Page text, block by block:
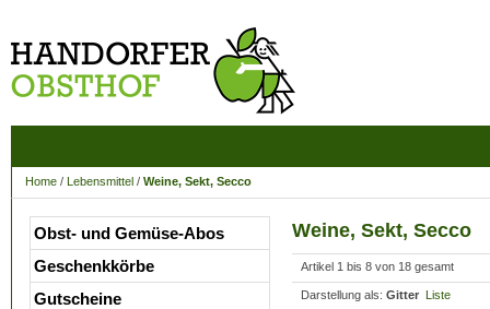
Home / Lebensmittel / Weine, Sekt, Secco
Weine, Sekt, Secco
Artikel 1 bis 8 von 18 gesamt
Darstellung als: Gitter Liste
Obst- und Gemüse-Abos
Geschenkkörbe
Gutscheine